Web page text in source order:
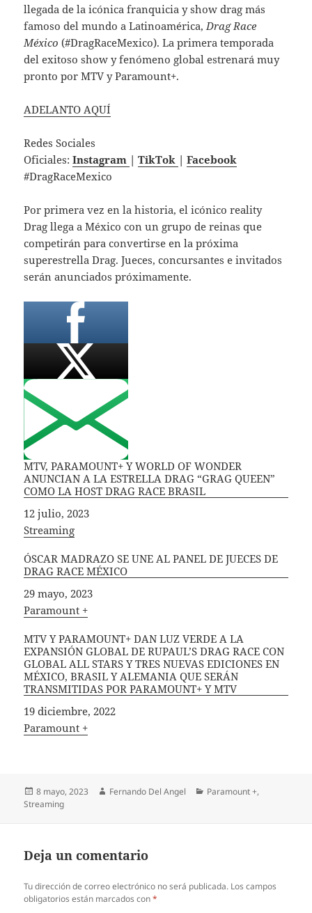
llegada de la icónica franquicia y show drag más
famoso del mundo a Latinoamérica, Drag Race
México (#DragRaceMexico). La primera temporada
del exitoso show y fenómeno global estrenará muy
pronto por MTV y Paramount+.
ADELANTO AQUÍ
Redes Sociales
Oficiales:Instagram |TikTok |Facebook
#DragRaceMexico
Por primera vez en la historia, el icónico reality
Drag llega a México con un grupo de reinas que
competirán para convertirse en la próxima
superestrella Drag. Jueces, concursantes e invitados
serán anunciados próximamente.
MTV, PARAMOUNT+ Y WORLD OF WONDER
ANUNCIAN A LA ESTRELLA DRAG “GRAG QUEEN”
COMO LA HOST DRAG RACE BRASIL
Fecha
12 julio, 2023
In relation to
Streaming
ÓSCAR MADRAZO SE UNE AL PANEL DE JUECES DE
DRAG RACE MÉXICO
Fecha
29 mayo, 2023
In relation to
Paramount +
MTV Y PARAMOUNT+ DAN LUZ VERDE A LA
EXPANSIÓN GLOBAL DE RUPAUL’S DRAG RACE CON
GLOBAL ALL STARS Y TRES NUEVAS EDICIONES EN
MÉXICO, BRASIL Y ALEMANIA QUE SERÁN
TRANSMITIDAS POR PARAMOUNT+ Y MTV
Fecha
19 diciembre, 2022
In relation to
Paramount +
Publicado
el
8 mayo, 2023 Autor
Fernando Del Angel Categorías
Paramount +,
Streaming
Deja un comentario
Tu dirección de correo electrónico no será publicada. Los campos
obligatorios están marcados con*